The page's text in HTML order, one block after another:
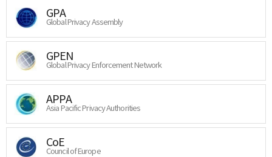
GPA
Global Privacy Assembly
GPEN
Global Privacy Enforcement Network
APPA
Asia Pacific Privacy Authorities
CoE
Council of Europe